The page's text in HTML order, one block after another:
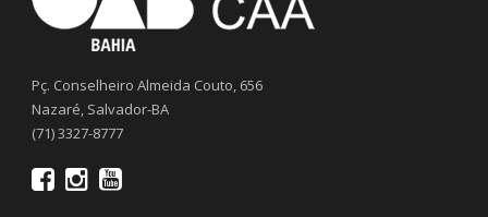
Pç. Conselheiro Almeida Couto, 656
Nazaré, Salvador-BA
(71) 3327-8777